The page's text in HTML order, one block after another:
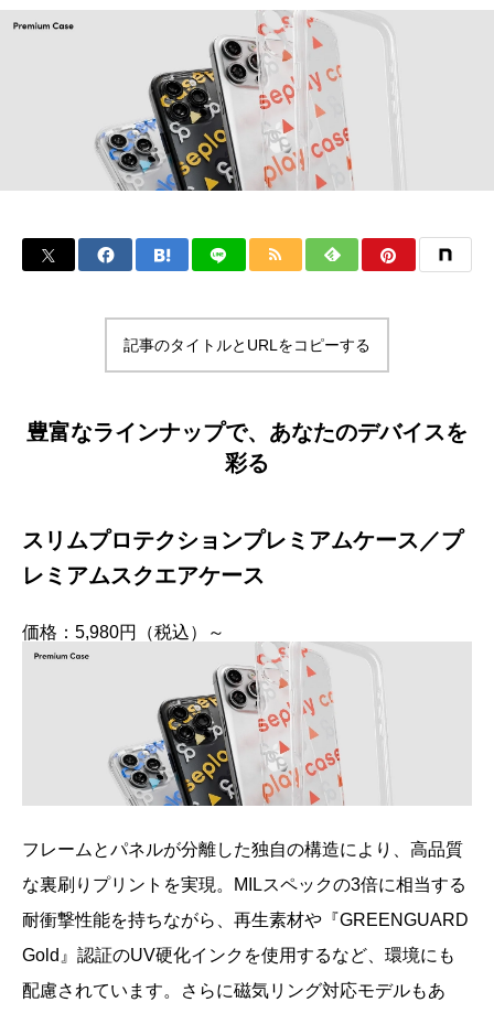
記事のタイトルとURLをコピーする
豊富なラインナップで、あなたのデバイスを
彩る
スリムプロテクションプレミアムケース／プ
レミアムスクエアケース
価格：5,980円（税込）～
フレームとパネルが分離した独自の構造により、高品質
な裏刷りプリントを実現。MILスペックの3倍に相当する
耐衝撃性能を持ちながら、再生素材や『GREENGUARD
Gold』認証のUV硬化インクを使用するなど、環境にも
配慮されています。さらに磁気リング対応モデルもあ